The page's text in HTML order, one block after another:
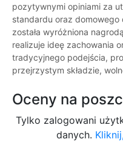
pozytywnymi opiniami za
standardu oraz domowego
została wyróżniona
realizuje ideę zachowania
tradycyjnego podejścia,
przejrzystym składzie,
Oceny na
Tylko zalogowani
danych.